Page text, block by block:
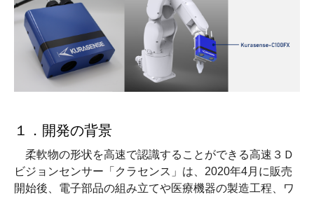
１．開発の背景
柔軟物の形状を高速で認識することができる高速３Ｄ
ビジョンセンサー「クラセンス」は、 2020年4月に販売
開始後、電子部品の組み立てや医療機器の製造工程、ワ